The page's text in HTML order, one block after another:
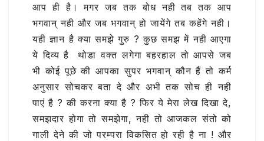
आप ही है। मगर जब तक बोध नही तब तक आप
भगवान् नही और जब भगवान् हो जायेंगे तब कहेंगे नही।
यही ज्ञान है क्या समझे गुरु ? कुछ समझ में नही आएगा
ये दिव्य है थोडा वक्त लगेगा बहरहाल तो आपसे जब
भी कोई पूछे की आपका सुपर भगवान् कौन हैं तो कर्म
अनुसार सोचकर बता दे और अभी तक सोच ही नही
पाएं है ? की करना क्या है ? फिर ये मेरा लेख दिखा दे,
समझदार होगा तो समझेगा, नही तो आजकल संतो को
गाली देने की जो परम्परा विकसित हो रही है ना ! और